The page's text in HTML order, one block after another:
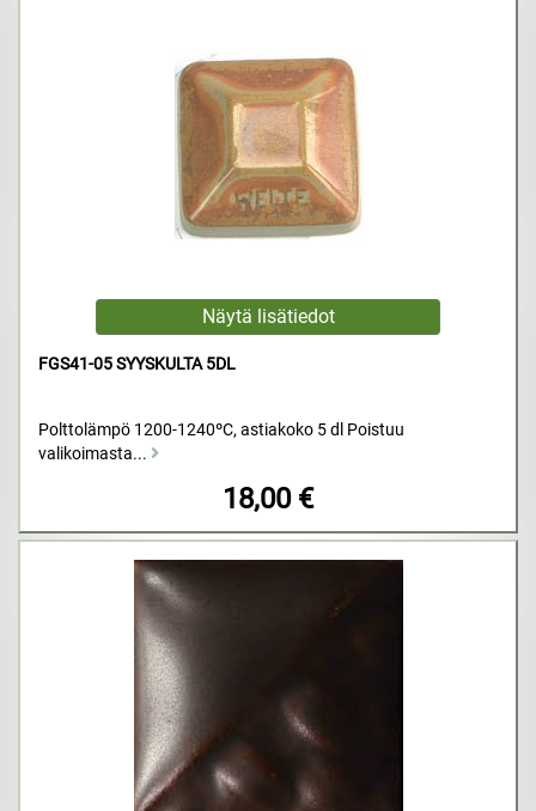
FGS41-05 SYYSKULTA 5DL
Polttolämpö 1200-1240ºC, astiakoko 5 dl Poistuu
valikoimasta...
18,00 €